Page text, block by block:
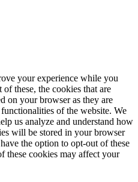
your experience while you
these, the cookies that are
on your browser as they are
of the website. We
us analyze and understand how
will be stored in your browser
the option to opt-out of these
these cookies may affect your